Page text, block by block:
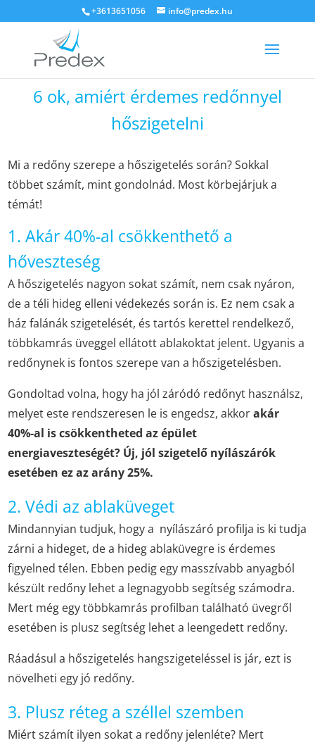
+3613651056 info@predex.hu
6 ok, amiért érdemes redőnnyel
hőszigetelni
Mi a redőny szerepe a hőszigetelés során? Sokkal
többet számít, mint gondolnád. Most körbejárjuk a
témát!
1. Akár 40%-al csökkenthető a
hőveszteség
A hőszigetelés nagyon sokat számít, nem csak nyáron,
de a téli hideg elleni védekezés során is. Ez nem csak a
ház falánák szigetelését, és tartós kerettel rendelkező,
többkamrás üveggel ellátott ablakoktat jelent. Ugyanis a
redőnynek is fontos szerepe van a hőszigetelésben.
Gondoltad volna, hogy ha jól záródó redőnyt használsz,
melyet este rendszeresen le is engedsz, akkorakár
40%-al is csökkentheted az épület
energiaveszteségét? Új, jól szigetelő nyílászárók
esetében ez az arány 25%.
2. Védi az ablaküveget
Mindannyian tudjuk, hogy a nyílászáró profilja is ki tudja
zárni a hideget, de a hideg ablaküvegre is érdemes
figyelned télen. Ebben pedig egy masszívabb anyagból
készült redőny lehet a legnagyobb segítség számodra.
Mert még egy többkamrás profilban található üvegről
esetében is plusz segítség lehet a leengedett redőny.
Ráadásul a hőszigetelés hangszigeteléssel is jár, ezt is
növelheti egy jó redőny.
3. Plusz réteg a széllel szemben
Miért számít ilyen sokat a redőny jelenléte? Mert